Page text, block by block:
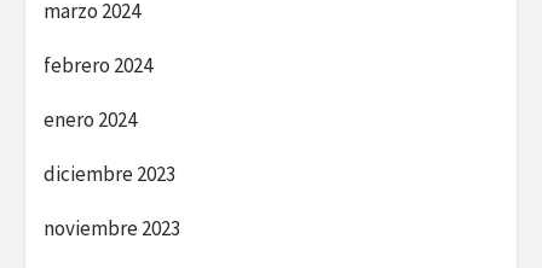
marzo 2024
febrero 2024
enero 2024
diciembre 2023
noviembre 2023